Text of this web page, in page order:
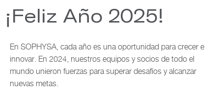
¡Feliz Año 2025!
En SOPHYSA, cada año es una oportunidad para crecer e
innovar. En 2024, nuestros equipos y socios de todo el
mundo unieron fuerzas para superar desafíos y alcanzar
nuevas metas.